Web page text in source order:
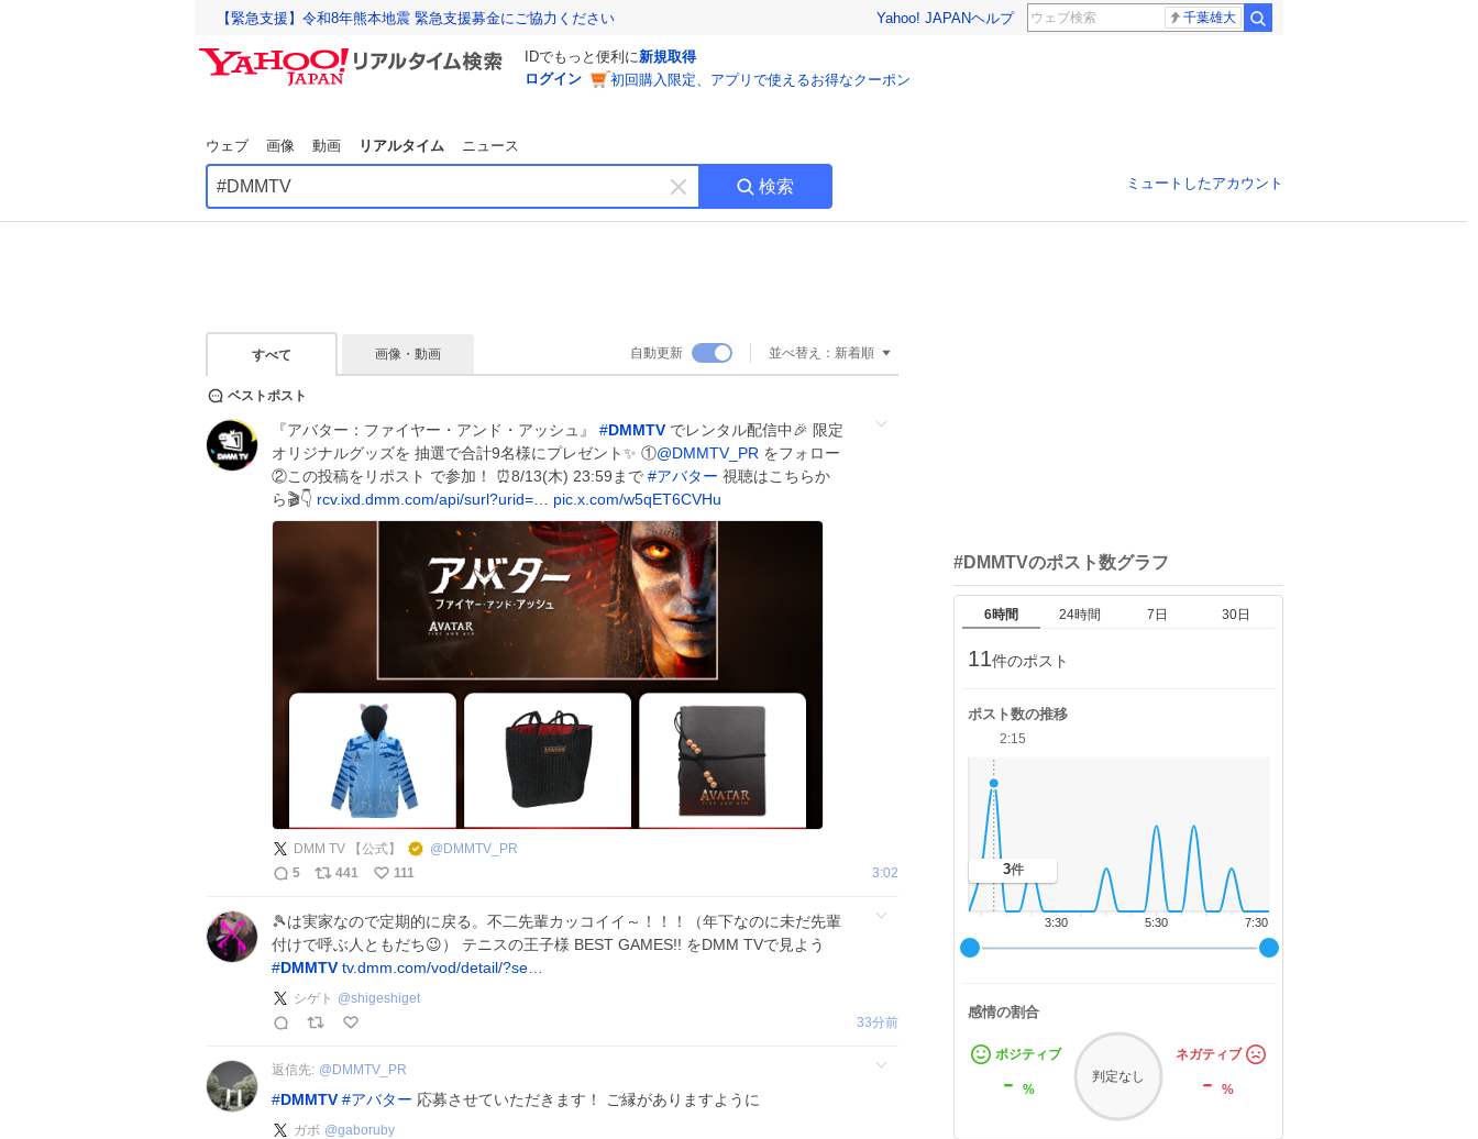
【緊急支援】令和8年熊本地震 緊急支援募金にご協力ください Yahoo! JAPANヘルプ 千葉雄大
IDでもっと便利に新規取得
ログイン
初回購入限定、アプリで使えるお得なクーポン
ウェブ 画像 動画 リアルタイム ニュース
キ
ー
す
検索 ミュートしたアカウント
すべて 画像・動画 自動更新 並べ替え： 新着順
ベストポスト
『アバター：ファイヤー・アンド・アッシュ』 #DMMTV でレンタル配信中🎉 限定
オリジナルグッズを 抽選で合計9名様にプレゼント✨ ①@DMMTV_PR をフォロー
②この投稿をリポスト で参加！ ⏰8/13(木) 23:59まで #アバター 視聴はこちらか
ら🎬️👇️ rcv.ixd.dmm.com/api/surl?urid=… pic.x.com/w5qET6CVHu
DMM TV 【公式】 @ DMMTV_PR
5
441 111 3:02
🎾は実家なので定期的に戻る。不二先輩カッコイイ～！！！（年下なのに未だ先輩
付けで呼ぶ人ともだち😉） テニスの王子様 BEST GAMES!! をDMM TVで見よう
#DMMTV tv.dmm.com/vod/detail/?se…
シゲト @shigeshiget
33分前
返信先: @ DMMTV_PR
#DMMTV #アバター 応募させていただきます！ ご縁がありますように
ガボ @gaboruby
#DMMTVのポスト数グラフ
6時間 24時間 7日 30日
11件のポスト
ポスト数の推移
7:30
5:30
3:30
2:15
3件
感情の割合
ポジティブ
- %
判定なし
ネガティブ
-%